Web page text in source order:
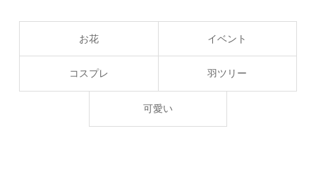
お花 イベント
コスプレ 羽ツリー
可愛い